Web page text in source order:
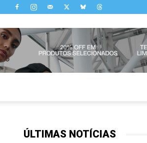
ÚLTIMAS NOTÍCIAS